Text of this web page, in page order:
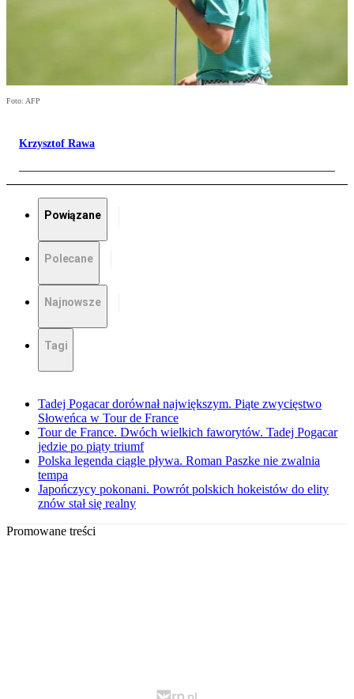
Foto: AFP
Krzysztof Rawa
Powiązane
Polecane
Najnowsze
Tagi
Tadej Pogacar dorównał największym. Piąte zwycięstwo
Słoweńca w Tour de France
Tour de France. Dwóch wielkich faworytów. Tadej Pogacar
jedzie po piąty triumf
Polska legenda ciągle pływa. Roman Paszke nie zwalnia
tempa
Japończycy pokonani. Powrót polskich hokeistów do elity
znów stał się realny
Promowane treści